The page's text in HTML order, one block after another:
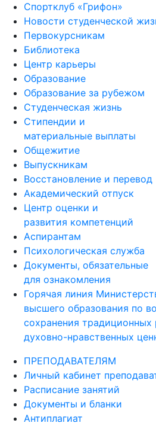
Спортклуб «Грифон»
Новости студенческой
Первокурсникам
Библиотека
Центр карьеры
Образование
Образование за рубежом
Студенческая жизнь
Стипендии и
материальные выплаты
Общежитие
Выпускникам
Восстановление и перевод
Академический отпуск
Центр оценки и
развития компетенций
Аспирантам
Психологическая служба
Документы, обязательные
для ознакомления
Горячая линия
высшего образования по
сохранения традиционных
духовно-нравственных
ПРЕПОДАВАТЕЛЯМ
Личный кабинет
Расписание занятий
Документы и бланки
Антиплагиат